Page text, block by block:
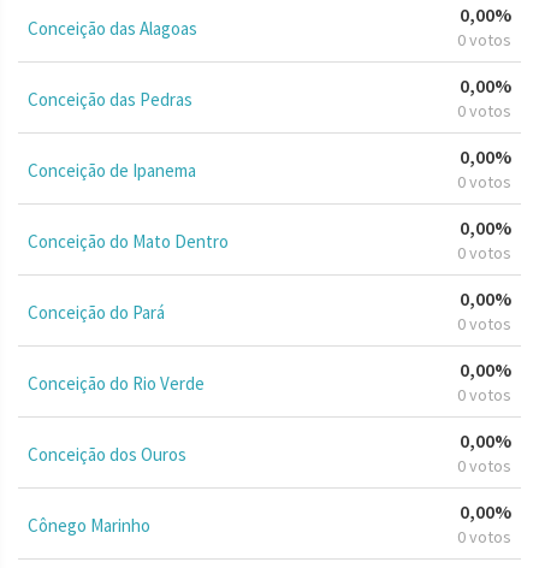
Conceição das Alagoas
0,00%
0 votos
Conceição das Pedras
0,00%
0 votos
Conceição de Ipanema
0,00%
0 votos
Conceição do Mato Dentro
0,00%
0 votos
Conceição do Pará
0,00%
0 votos
Conceição do Rio Verde
0,00%
0 votos
Conceição dos Ouros
0,00%
0 votos
Cônego Marinho
0,00%
0 votos